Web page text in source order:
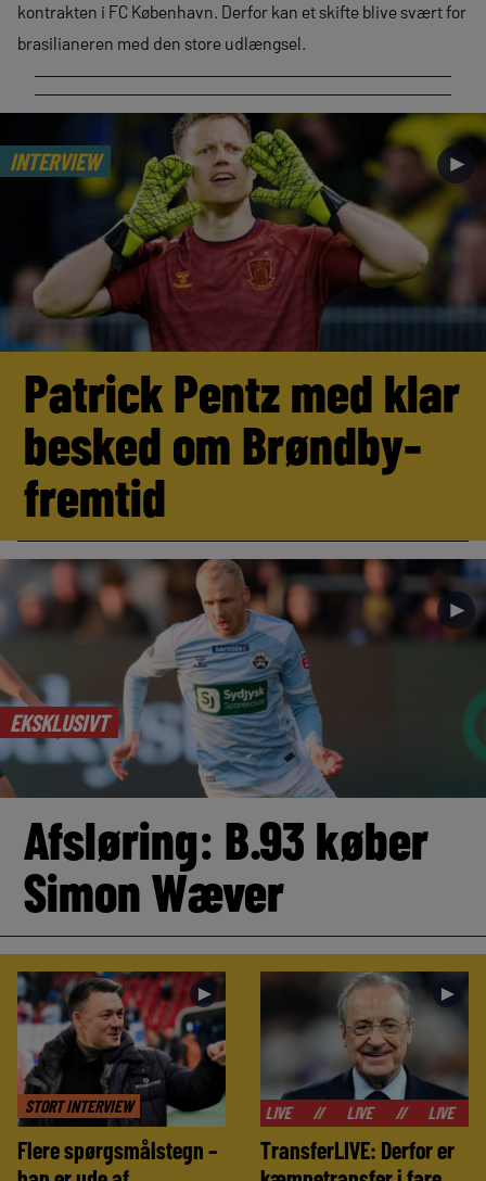
kontrakten i FC København. Derfor kan et skifte blive svært for
brasilianeren med den store udlængsel.
INTERVIEW ►
Patrick Pentz med klar
besked om Brøndby-
fremtid
EKSKLUSIVT
►
Afsløring: B.93 køber
Simon Wæver
STORT INTERVIEW
►
Flere spørgsmålstegn –
►
// LIVE LIVE // LIVE // LIVE
TransferLIVE: Derfor er